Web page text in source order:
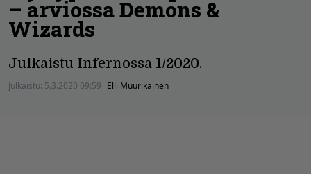
– arviossa Demons &
Wizards
Julkaistu Infernossa 1/2020.
Julkaistu: 5.3.2020 09:59 Elli Muurikainen